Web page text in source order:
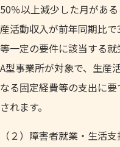
50％以上減少した月があ
産活動収入が前年同期比
等一定の要件に該当する
A型事業所が対象で、生産
なる固定経費等の支出に
されます。
（２）障害者就業・生活